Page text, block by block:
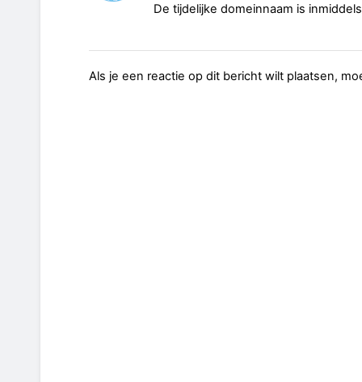
De tijdelijke domeinnaam is
Als je een reactie op dit bericht wilt plaatsen,